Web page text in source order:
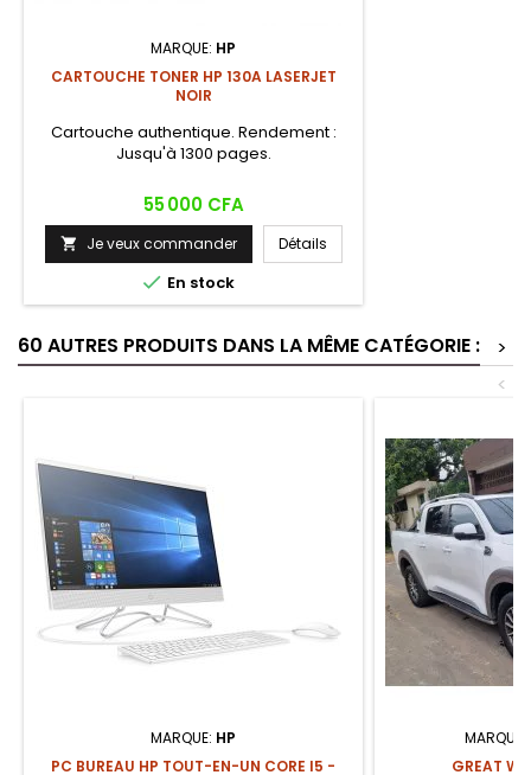
MARQUE: HP
CARTOUCHE TONER HP 130A LASERJET
NOIR
Cartouche authentique. Rendement :
Jusqu'à 1300 pages.
Prix
55 000 CFA
 Je veux commander Détails
 En stock
60 AUTRES PRODUITS DANS LA MÊME CATÉGORIE :
>
<
MARQUE: HP
PC BUREAU HP TOUT-EN-UN CORE I5 -
MARQUE:
GREAT